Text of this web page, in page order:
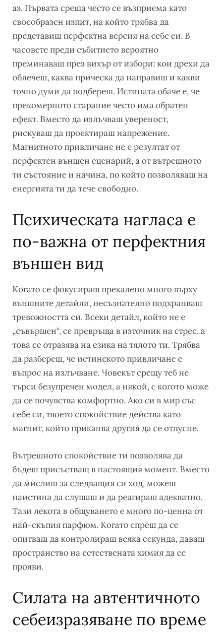
аз. Първата среща често се възприема като
своеобразен изпит, на който трябва да
представиш перфектна версия на себе си. В
часовете преди събитието вероятно
преминаваш през вихър от избори: кои дрехи да
облечеш, каква прическа да направиш и какви
точно думи да подбереш. Истината обаче е, че
прекомерното старание често има обратен
ефект. Вместо да излъчваш увереност,
рискуваш да проектираш напрежение.
Магнитното привличане не е резултат от
перфектен външен сценарий, а от вътрешното
ти състояние и начина, по който позволяваш на
енергията ти да тече свободно.
Психическата нагласа е
по-важна от перфектния
външен вид
Когато се фокусираш прекалено много върху
външните детайли, несъзнателно подхранваш
тревожността си. Всеки детайл, който не е
„съвършен“, се превръща в източник на стрес, а
това се отразява на езика на тялото ти. Трябва
да разбереш, че истинското привличане е
въпрос на излъчване. Човекът срещу теб не
търси безупречен модел, а някой, с когото може
да се почувства комфортно. Ако си в мир със
себе си, твоето спокойствие действа като
магнит, който приканва другия да се отпусне.
Вътрешното спокойствие ти позволява да
бъдеш присъстващ в настоящия момент. Вместо
да мислиш за следващия си ход, можеш
наистина да слушаш и да реагираш адекватно.
Тази лекота в общуването е много по-ценна от
най-скъпия парфюм. Когато спреш да се
опитваш да контролираш всяка секунда, даваш
пространство на естествената химия да се
прояви.
Силата на автентичното
себеизразяване по време